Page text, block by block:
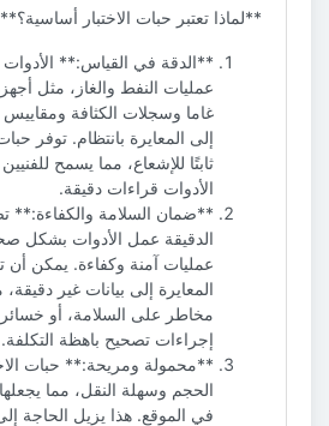
**لماذا تعتبر حبات الاختبار أساسية؟**
**الدقة في القياس:**
عمليات النفط والغاز، مثل
غاما وسجلات الكثافة
إلى المعايرة بانتظام. توفر
ثابتًا للإشعاع، مما يسمح
الأدوات قراءات دقيقة.
**ضمان السلامة والكفاءة:**
الدقيقة عمل الأدوات بشكل
عمليات آمنة وكفاءة. يمكن أن
المعايرة إلى بيانات غير
مخاطر على السلامة، أو خسائر
إجراءات تصحيح باهظة التكلفة.
**محمولة ومريحة:** حبات
الحجم وسهلة النقل، مما يجعلها
في الموقع. هذا يزيل الحاجة